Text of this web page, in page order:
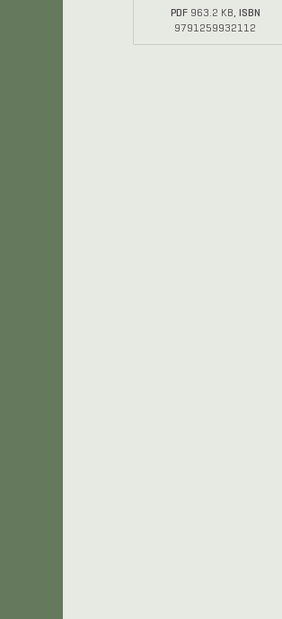
PDF963.2 KB, ISBN
9791259932112